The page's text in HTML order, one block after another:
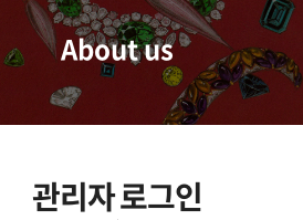
About us
관리자 로그인